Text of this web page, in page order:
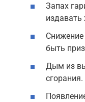
Запах
издавать
Снижение
быть
Дым из
сгорания.